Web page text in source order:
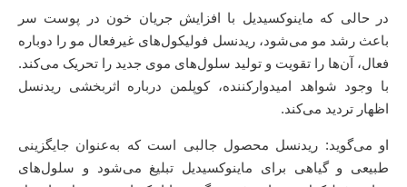
در حالی‌ که ماینوکسیدیل با افزایش جریان خون در پوست سر
باعث رشد مو می‌شود، ریدنسل فولیکول‌های غیرفعال مو را دوباره
فعال، آن‌ها را تقویت و تولید سلول‌های موی جدید را تحریک می‌کند.
با وجود شواهد امیدوارکننده، کوپلمن درباره اثربخشی ریدنسل
اظهار تردید می‌کند.
او می‌گوید: ریدنسل محصول جالبی است که به‌عنوان جایگزینی
طبیعی و گیاهی برای ماینوکسیدیل تبلیغ می‌شود و سلول‌های